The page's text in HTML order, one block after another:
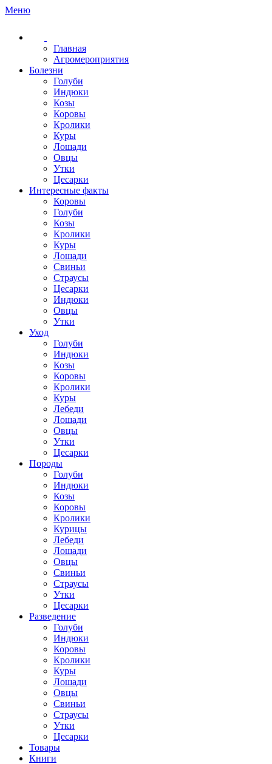
Меню
Главная
Агромероприятия
Болезни
Голуби
Индюки
Козы
Коровы
Кролики
Куры
Лошади
Овцы
Утки
Цесарки
Интересные факты
Коровы
Голуби
Козы
Кролики
Куры
Лошади
Свиньи
Страусы
Цесарки
Индюки
Овцы
Утки
Уход
Голуби
Индюки
Козы
Коровы
Кролики
Куры
Лебеди
Лошади
Овцы
Утки
Цесарки
Породы
Голуби
Индюки
Козы
Коровы
Кролики
Курицы
Лебеди
Лошади
Овцы
Свиньи
Страусы
Утки
Цесарки
Разведение
Голуби
Индюки
Коровы
Кролики
Куры
Лошади
Овцы
Свиньи
Страусы
Утки
Цесарки
Товары
Книги